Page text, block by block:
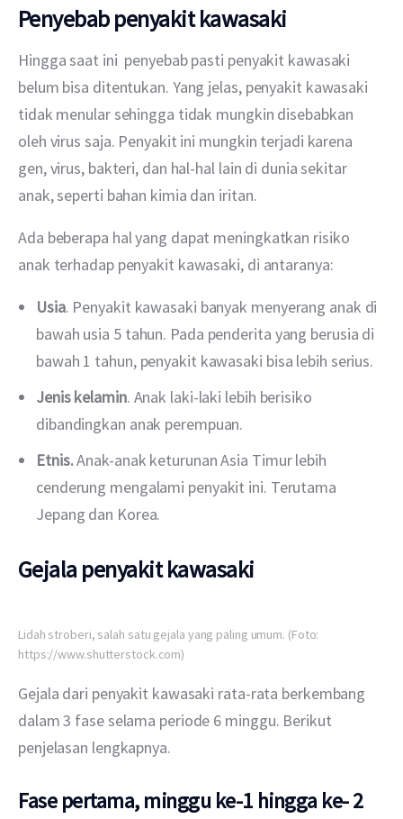
Penyebab penyakit kawasaki
Hingga saat ini  penyebab pasti penyakit kawasaki
belum bisa ditentukan. Yang jelas, penyakit kawasaki
tidak menular sehingga tidak mungkin disebabkan
oleh virus saja. Penyakit ini mungkin terjadi karena
gen, virus, bakteri, dan hal-hal lain di dunia sekitar
anak, seperti bahan kimia dan iritan.
Ada beberapa hal yang dapat meningkatkan risiko
anak terhadap penyakit kawasaki, di antaranya:
Usia. Penyakit kawasaki banyak menyerang anak di
bawah usia 5 tahun. Pada penderita yang berusia di
bawah 1 tahun, penyakit kawasaki bisa lebih serius.
Jenis kelamin. Anak laki-laki lebih berisiko
dibandingkan anak perempuan.
Etnis.Anak-anak keturunan Asia Timur lebih
cenderung mengalami penyakit ini. Terutama
Jepang dan Korea.
Gejala penyakit kawasaki
Lidah stroberi, salah satu gejala yang paling umum. (Foto:
https://www.shutterstock.com)
Gejala dari penyakit kawasaki rata-rata berkembang
dalam 3 fase selama periode 6 minggu. Berikut
penjelasan lengkapnya.
Fase pertama, minggu ke-1 hingga ke- 2